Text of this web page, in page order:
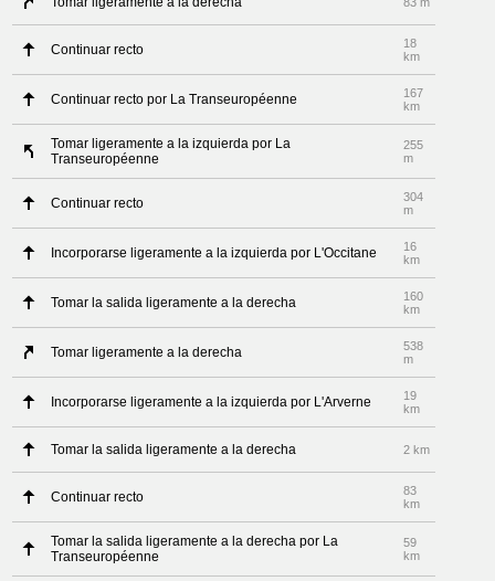
Continuar recto
18
km
Continuar recto por La Transeuropéenne
167
km
Tomar ligeramente a la izquierda por La
Transeuropéenne
255
m
Continuar recto
304
m
Incorporarse ligeramente a la izquierda por L'Occitane
16
km
Tomar la salida ligeramente a la derecha
160
km
Tomar ligeramente a la derecha
538
m
Incorporarse ligeramente a la izquierda por L'Arverne
19
km
Tomar la salida ligeramente a la derecha 2 km
Continuar recto
83
km
Tomar la salida ligeramente a la derecha por La
Transeuropéenne
59
km